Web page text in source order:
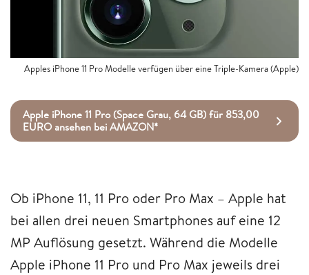
Apples iPhone 11 Pro Modelle verfügen über eine Triple-Kamera (Apple)
Apple iPhone 11 Pro (Space Grau, 64 GB) für 853,00
EURO ansehen bei AMAZON*
Ob iPhone 11, 11 Pro oder Pro Max – Apple hat
bei allen drei neuen Smartphones auf eine 12
MP Auflösung gesetzt. Während die Modelle
Apple iPhone 11 Pro und Pro Max jeweils drei